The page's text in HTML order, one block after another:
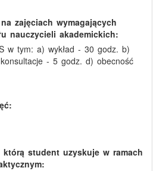
zajęciach wymagających
nauczycieli akademickich:
w tym: a) wykład - 30 godz. b)
- 5 godz. d) obecność
którą student uzyskuje w ramach